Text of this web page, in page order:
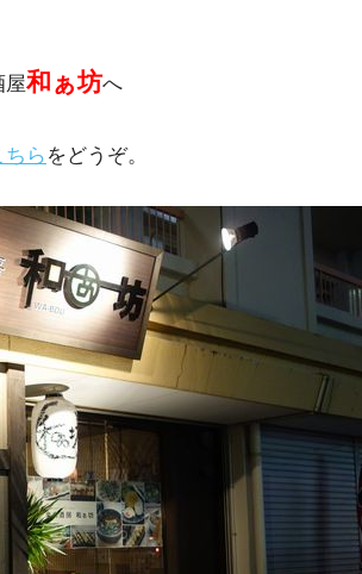
屋和ぁ坊へ
ら をどうぞ。